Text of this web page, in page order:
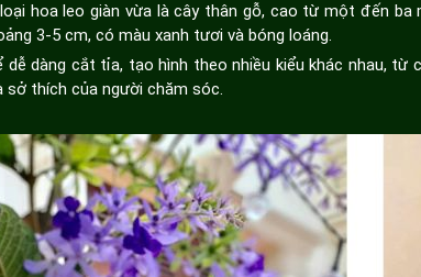
hoa leo giàn vừa là cây thân gỗ, cao từ một đến
3-5 cm, có màu xanh tươi và bóng loáng.
dễ dàng cắt tỉa, tạo hình theo nhiều kiểu khác nhau,
sở thích của người chăm sóc.